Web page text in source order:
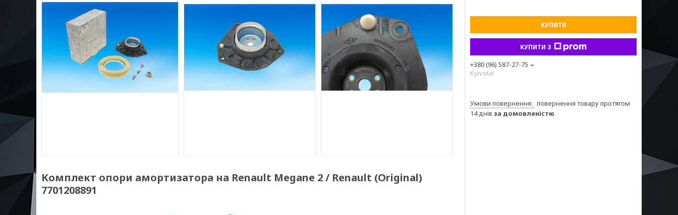
Комплект опори амортизатора на Renault Megane 2 / Renault (Original)
7701208891
КУПИТИ
КУПИТИ З
+380 (96) 587-27-75
Kyivstar
повернення товару протягом
14 днів за домовленістю